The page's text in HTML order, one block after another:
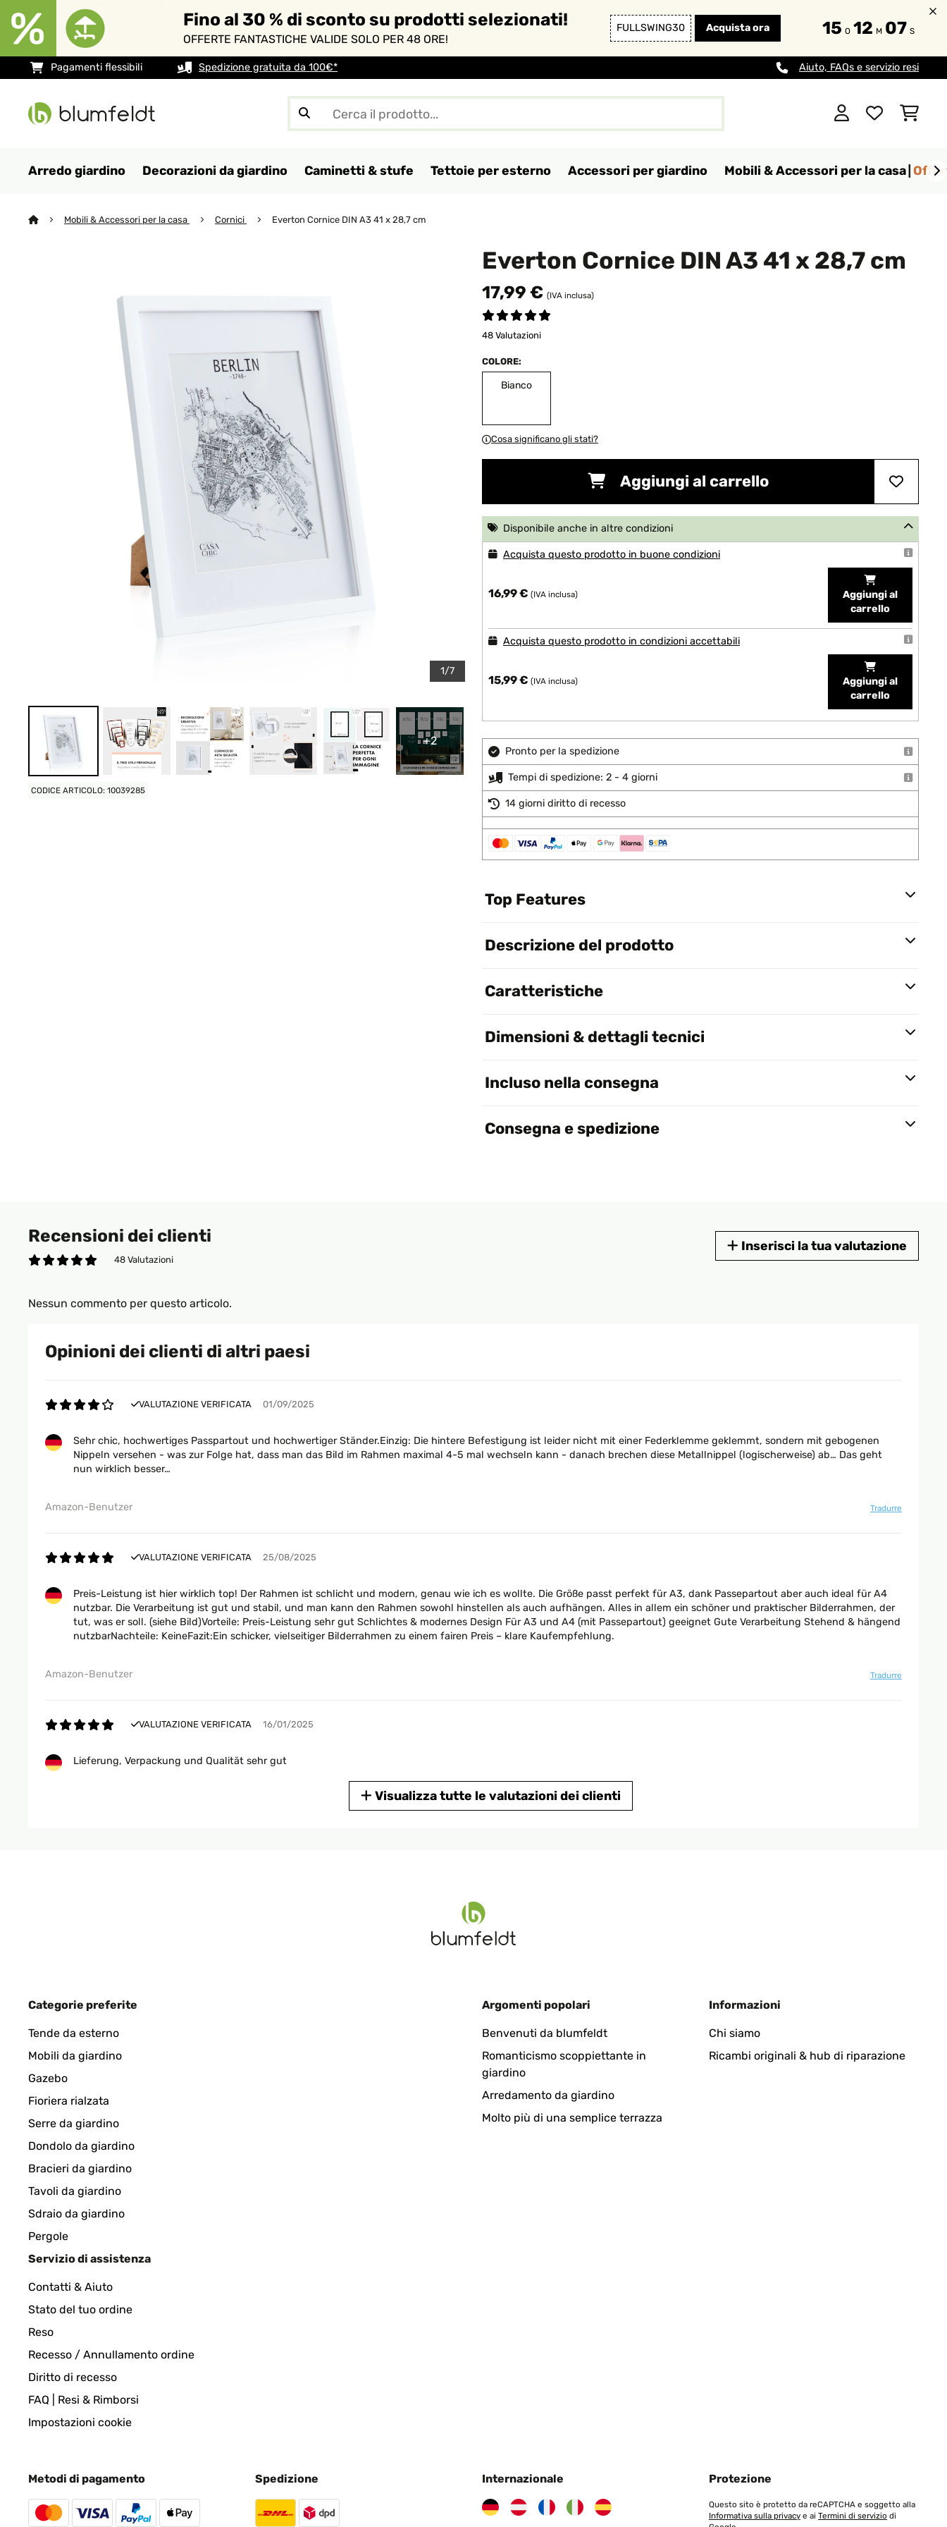
Fino al 30 % di sconto su prodotti selezionati!
OFFERTE FANTASTICHE VALIDE SOLO PER 48 ORE!
FULLSWING30 Acquista ora 15 O 12 M 06 S
Pagamenti flessibili Spedizione gratuita da 100€* Aiuto, FAQs e servizio resi
Arredo giardino Decorazioni da giardino Caminetti & stufe Tettoie per esterno Accessori per giardino Mobili & Accessori per la casa
Mobili & Accessori per la casa Cornici Everton Cornice DIN A3 41 x 28,7 cm
1/7
+2
CODICE ARTICOLO: 10039285
Everton Cornice DIN A3 41 x 28,7 cm
17,99 € (IVA inclusa)
48 Valutazioni
COLORE:
Bianco
Cosa significano gli stati?
Aggiungi al carrello
Disponibile anche in altre condizioni
Acquista questo prodotto in buone condizioni
16,99 € (IVA inclusa)
Aggiungi al
carrello
Acquista questo prodotto in condizioni accettabili
15,99 € (IVA inclusa)
Aggiungi al
carrello
Pronto per la spedizione
Tempi di spedizione: 2 - 4 giorni
14 giorni diritto di recesso
Top Features
Descrizione del prodotto
Caratteristiche
Dimensioni & dettagli tecnici
Incluso nella consegna
Consegna e spedizione
Recensioni dei clienti
48 Valutazioni
Inserisci la tua valutazione
Nessun commento per questo articolo.
Opinioni dei clienti di altri paesi
VALUTAZIONE VERIFICATA 01/09/2025
Sehr chic, hochwertiges Passpartout und hochwertiger Ständer.Einzig: Die hintere Befestigung ist leider nicht mit einer Federklemme geklemmt, sondern mit gebogenen
Nippeln versehen - was zur Folge hat, dass man das Bild im Rahmen maximal 4-5 mal wechseln kann - danach brechen diese Metallnippel (logischerweise) ab… Das geht
nun wirklich besser…
Amazon-Benutzer Tradurre
VALUTAZIONE VERIFICATA 25/08/2025
Preis-Leistung ist hier wirklich top! Der Rahmen ist schlicht und modern, genau wie ich es wollte. Die Größe passt perfekt für A3, dank Passepartout aber auch ideal für A4
nutzbar. Die Verarbeitung ist gut und stabil, und man kann den Rahmen sowohl hinstellen als auch aufhängen. Alles in allem ein schöner und praktischer Bilderrahmen, der
tut, was er soll. (siehe Bild)Vorteile: Preis-Leistung sehr gut Schlichtes & modernes Design Für A3 und A4 (mit Passepartout) geeignet Gute Verarbeitung Stehend & hängend
nutzbarNachteile: KeineFazit:Ein schicker, vielseitiger Bilderrahmen zu einem fairen Preis – klare Kaufempfehlung.
Amazon-Benutzer Tradurre
VALUTAZIONE VERIFICATA 16/01/2025
Lieferung, Verpackung und Qualität sehr gut
Produit conforme à la commande
Utilisateur d'Amazon
Rahmen Gerne wieder
Amazon-Benutzer
Good frame, value for money. Would recommend.
VALUTAZIONE VERIFICATA 24/04/2024
Visualizza tutte le valutazioni dei clienti
Categorie preferite
Tende da esterno
Mobili da giardino
Gazebo
Fioriera rialzata
Serre da giardino
Dondolo da giardino
Bracieri da giardino
Tavoli da giardino
Sdraio da giardino
Pergole
Argomenti popolari
Benvenuti da blumfeldt
Romanticismo scoppiettante in
giardino
Arredamento da giardino
Molto più di una semplice terrazza
Informazioni
Chi siamo
Ricambi originali & hub di riparazione
Servizio di assistenza
Contatti & Aiuto
Stato del tuo ordine
Reso
Recesso / Annullamento ordine
Diritto di recesso
FAQ | Resi & Rimborsi
Impostazioni cookie
Metodi di pagamento Spedizione Internazionale Protezione
Questo sito è protetto da reCAPTCHA e soggetto alla
Informativa sulla privacy e ai Termini di servizio di